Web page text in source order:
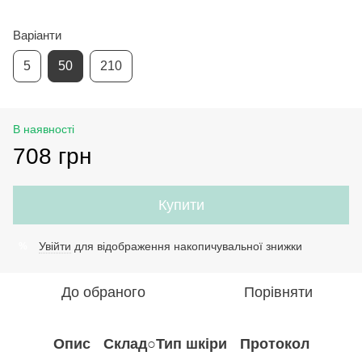
Варіанти
5 50 210
В наявності
708 грн
Купити
Увійти для відображення накопичувальної знижки
До обраного Порівняти
Опис Склад○Тип шкіри Протокол